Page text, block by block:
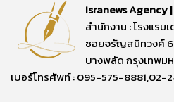
Isranews Agency
สำนักงาน : โรงแรม
ซอยจรัญสนิทวงศ์
บางพลัด กรุงเทพม
เบอร์โทรศัพท์ : 095-575-8881,02-